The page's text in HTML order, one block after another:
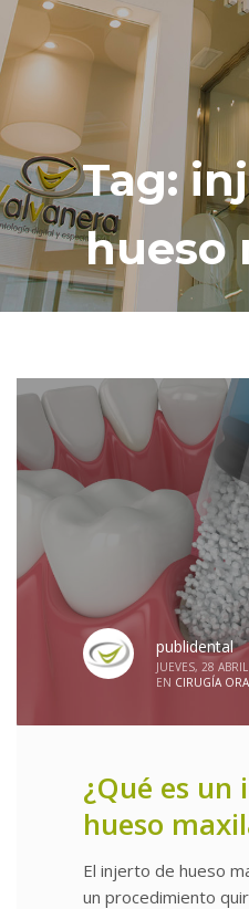
Tag:
hueso
publidental
JUEVES, 28
EN CIRUGÍA
¿Qué es un
hueso
El injerto de hueso
un procedimiento